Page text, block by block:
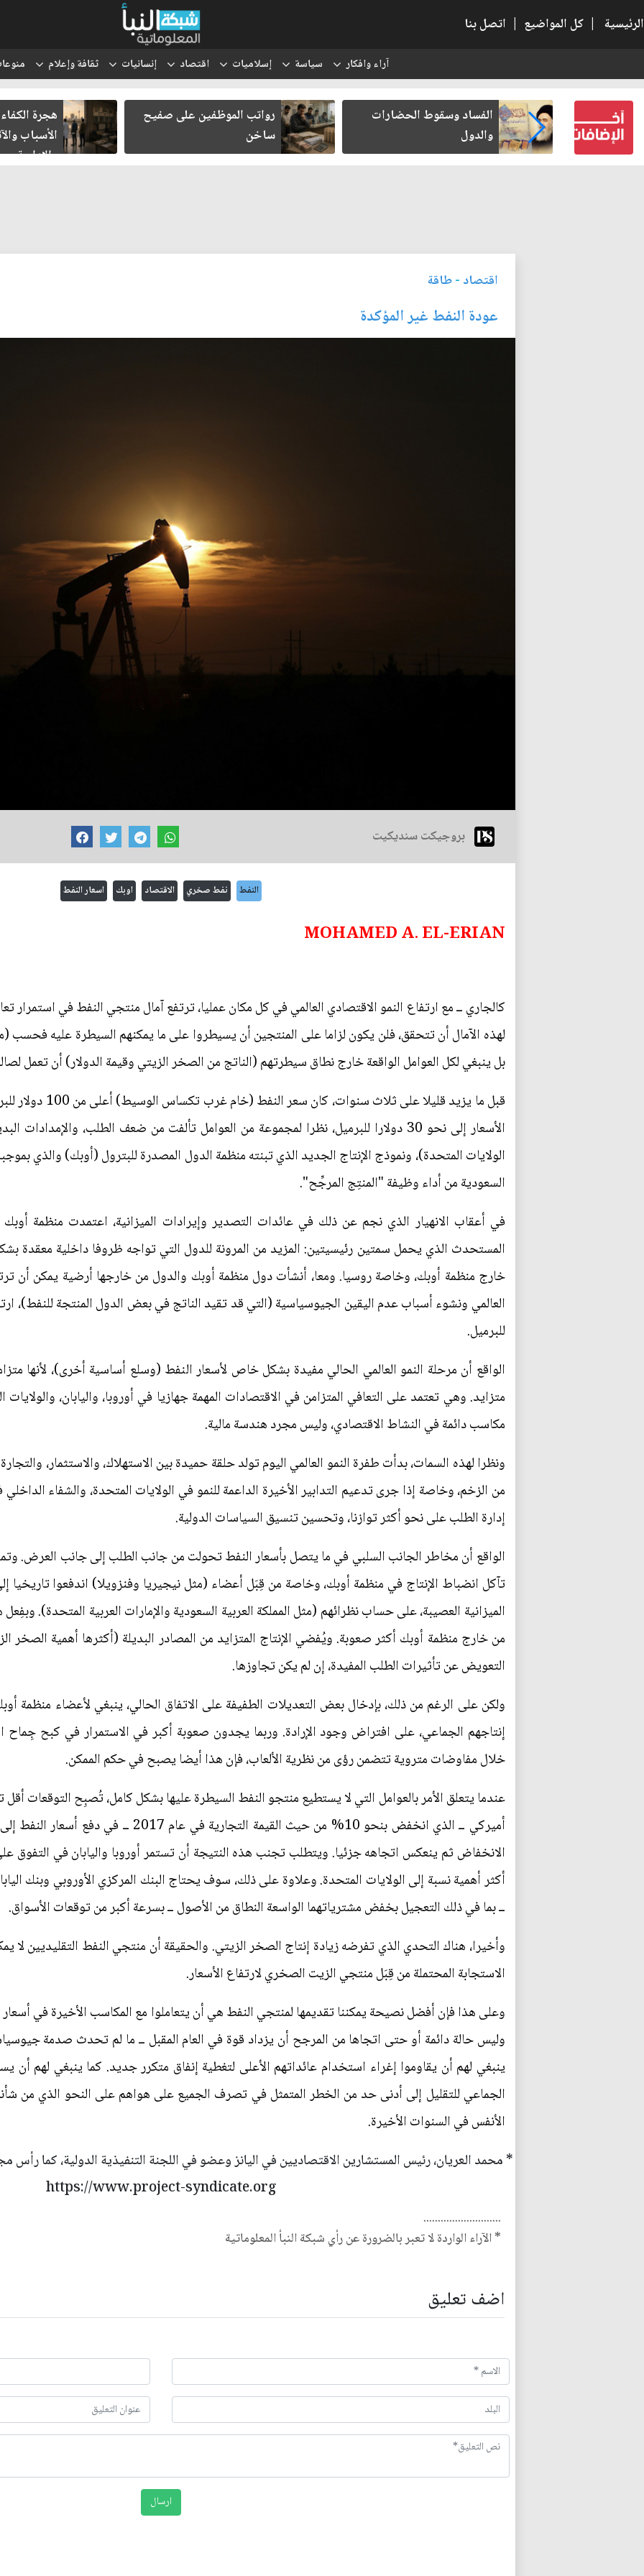
الرئيسية | كل المواضيع | اتصل بنا
آراء وافكار سياسة إسلاميات اقتصاد إنسانيات ثقافة وإعلام
كتب لنفسه
الفساد وسقوط الحضارات
والدول
رواتب الموظفين على صفيح
ساخن
هجرة
الأسباب
والإدارية
اقتصاد -طاقة
عودة النفط غير المؤكدة
بروجيكت سنديكيت
النفط نفط صخري الاقتصاد اوبك اسعار النفط
MOHAMED A. EL-ERIAN
كالجاري ــ مع ارتفاع النمو الاقتصادي العالمي في كل مكان عمليا، ترتفع آمال منتجي النفط في استمرار
لهذه الآمال أن تتحقق، فلن يكون لزاما على المنتجين أن يسيطروا على ما يمكنهم السيطرة عليه فحسب
بل ينبغي لكل العوامل الواقعة خارج نطاق سيطرتهم (الناتج من الصخر الزيتي وقيمة الدولار) أن تعمل
الأسعار إلى نحو 30 دولارا للبرميل، نظرا لمجموعة من العوامل تألفت من ضعف الطلب،
الولايات المتحدة)، ونموذج الإنتاج الجديد الذي تبنته منظمة الدول المصدرة للبترول (أوبك) والذي
السعودية من أداء وظيفة "المنتِج المرجِّح".
في أعقاب الانهيار الذي نجم عن ذلك في عائدات التصدير وإيرادات الميزانية، اعتمدت منظمة
المستحدث الذي يحمل سمتين رئيسيتين: المزيد من المرونة للدول التي تواجه ظروفا داخلية
خارج منظمة أوبك، وخاصة روسيا. ومعا، أنشأت دول منظمة أوبك والدول من خارجها أرضية يمكن أن
للبرميل.
الواقع أن مرحلة النمو العالمي الحالي مفيدة بشكل خاص لأسعار النفط (وسلع أساسية أخرى)، لأنها
متزايد. وهي تعتمد على التعافي المتزامن في الاقتصادات المهمة جهازيا في أوروبا، واليابان،
مكاسب دائمة في النشاط الاقتصادي، وليس مجرد هندسة مالية.
ونظرا لهذه السمات، بدأت طفرة النمو العالمي اليوم تولد حلقة حميدة بين الاستهلاك، والاستثمار،
من الزخم، وخاصة إذا جرى تدعيم التدابير الأخيرة الداعمة للنمو في الولايات المتحدة، والشفاء
إدارة الطلب على نحو أكثر توازنا، وتحسين تنسيق السياسات الدولية.
الواقع أن مخاطر الجانب السلبي في ما يتصل بأسعار النفط تحولت من جانب الطلب إلى جانب العرض.
تآكل انضباط الإنتاج في منظمة أوبك، وخاصة من قِبَل أعضاء (مثل نيجيريا وفنزويلا) اندفعوا
الميزانية العصيبة، على حساب نظرائهم (مثل المملكة العربية السعودية والإمارات العربية المتحدة).
من خارج منظمة أوبك أكثر صعوبة. ويُفضي الإنتاج المتزايد من المصادر البديلة (أكثرها أهمية الصخر
التعويض عن تأثيرات الطلب المفيدة، إن لم يكن تجاوزها.
ولكن على الرغم من ذلك، بإدخال بعض التعديلات الطفيفة على الاتفاق الحالي، ينبغي لأعضاء منظمة
إنتاجهم الجماعي، على افتراض وجود الإرادة. وربما يجدون صعوبة أكبر في الاستمرار في كبح
خلال مفاوضات متروية تتضمن رؤى من نظرية الألعاب، فإن هذا أيضا يصبح في حكم الممكن.
عندما يتعلق الأمر بالعوامل التي لا يستطيع منتجو النفط السيطرة عليها بشكل كامل، تُصبِح التوقعات
أميركي ــ الذي انخفض بنحو 10% من حيث القيمة
الانخفاض ثم ينعكس اتجاهه جزئيا. ويتطلب تجنب هذه النتيجة أن تستمر أوروبا واليابان في التفوق
أكثر أهمية نسبة إلى الولايات المتحدة. وعلاوة على ذلك، سوف يحتاج البنك المركزي الأوروبي وبنك
ــ بما في ذلك التعجيل بخفض مشترياتهما الواسعة النطاق من الأصول ــ بسرعة أكبر من توقعات الأسواق.
وأخيرا، هناك التحدي الذي تفرضه زيادة إنتاج الصخر الزيتي. والحقيقة أن منتجي النفط التقليديين لا
الاستجابة المحتملة من قِبَل منتجي الزيت الصخري لارتفاع الأسعار.
وعلى هذا فإن أفضل نصيحة يمكننا تقديمها لمنتجي النفط هي أن يتعاملوا مع المكاسب الأخيرة في أسعار
وليس حالة دائمة أو حتى اتجاها من المرجح أن يزداد قوة في العام المقبل ــ ما لم تحدث صدمة
ينبغي لهم أن يقاوموا إغراء استخدام عائداتهم الأعلى لتغطية إنفاق متكرر جديد. كما ينبغي لهم أن
الجماعي للتقليل إلى أدنى حد من الخطر المتمثل في تصرف الجميع على هواهم على النحو الذي من
الأنفس في السنوات الأخيرة.
* محمد العريان، رئيس المستشارين الاقتصاديين في اليانز وعضو في اللجنة التنفيذية الدولية، كما رأس
https://www.project-syndicate.org
...........................
* الآراء الواردة لا تعبر بالضرورة عن رأي شبكة النبأ المعلوماتية
اضف تعليق